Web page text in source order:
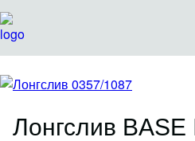
Лонгслив BASE
КАТАЛОГ
О БРЕНДЕ
КОНТАКТЫ